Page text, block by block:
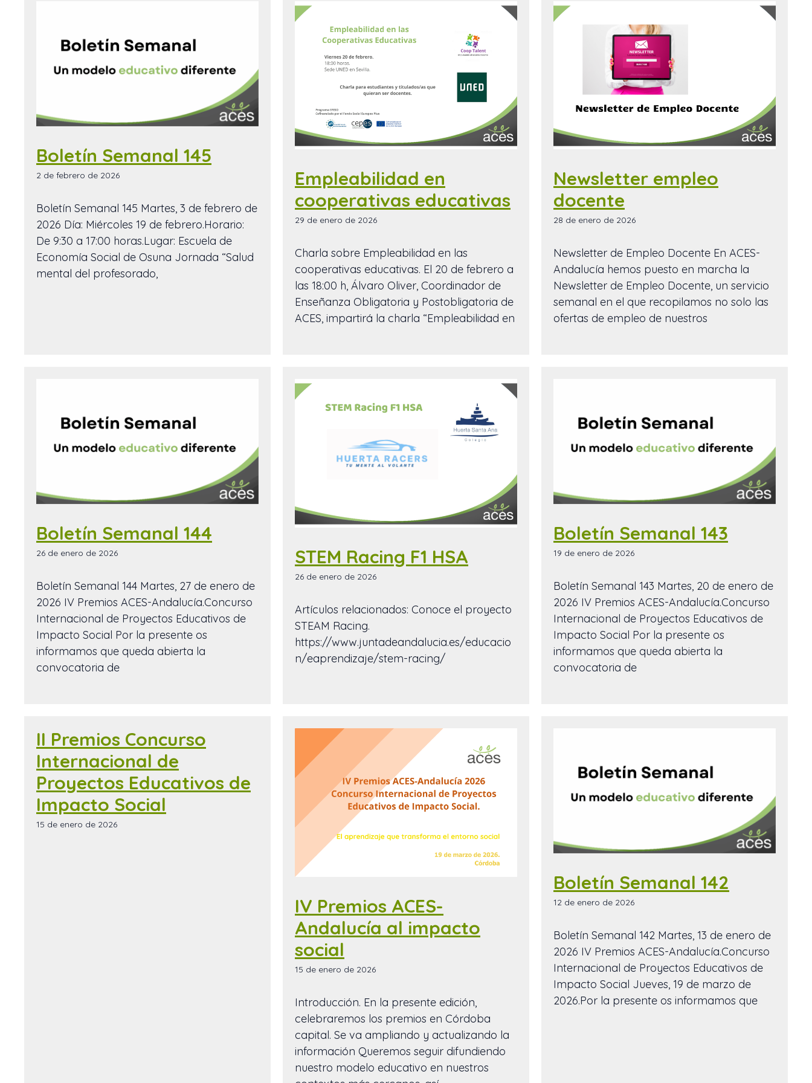
Boletín Semanal 145
2 de febrero de 2026
Boletín Semanal 145 Martes, 3 de febrero de
2026 Día: Miércoles 19 de febrero.Horario:
De 9:30 a 17:00 horas.Lugar: Escuela de
Economía Social de Osuna Jornada “Salud
mental del profesorado,
Empleabilidad en
cooperativas educativas
29 de enero de 2026
Charla sobre Empleabilidad en las
cooperativas educativas. El 20 de febrero a
las 18:00 h, Álvaro Oliver, Coordinador de
Enseñanza Obligatoria y Postobligatoria de
ACES, impartirá la charla “Empleabilidad en
Newsletter empleo
docente
28 de enero de 2026
Newsletter de Empleo Docente En ACES-
Andalucía hemos puesto en marcha la
Newsletter de Empleo Docente, un servicio
semanal en el que recopilamos no solo las
ofertas de empleo de nuestros
Boletín Semanal 144
26 de enero de 2026
Boletín Semanal 144 Martes, 27 de enero de
2026 IV Premios ACES-Andalucía.Concurso
Internacional de Proyectos Educativos de
Impacto Social Por la presente os
informamos que queda abierta la
convocatoria de
STEM Racing F1 HSA
26 de enero de 2026
Artículos relacionados: Conoce el proyecto
STEAM Racing.
https://www.juntadeandalucia.es/educacio
n/eaprendizaje/stem-racing/
Boletín Semanal 143
19 de enero de 2026
Boletín Semanal 143 Martes, 20 de enero de
2026 IV Premios ACES-Andalucía.Concurso
Internacional de Proyectos Educativos de
Impacto Social Por la presente os
informamos que queda abierta la
convocatoria de
II Premios Concurso
Internacional de
Proyectos Educativos de
Impacto Social
15 de enero de 2026
IV Premios ACES-
Andalucía al impacto
social
15 de enero de 2026
Introducción. En la presente edición,
celebraremos los premios en Córdoba
capital. Se va ampliando y actualizando la
información Queremos seguir difundiendo
nuestro modelo educativo en nuestros
Boletín Semanal 142
12 de enero de 2026
Boletín Semanal 142 Martes, 13 de enero de
2026 IV Premios ACES-Andalucía.Concurso
Internacional de Proyectos Educativos de
Impacto Social Jueves, 19 de marzo de
2026.Por la presente os informamos que